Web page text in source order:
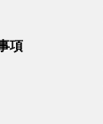
項